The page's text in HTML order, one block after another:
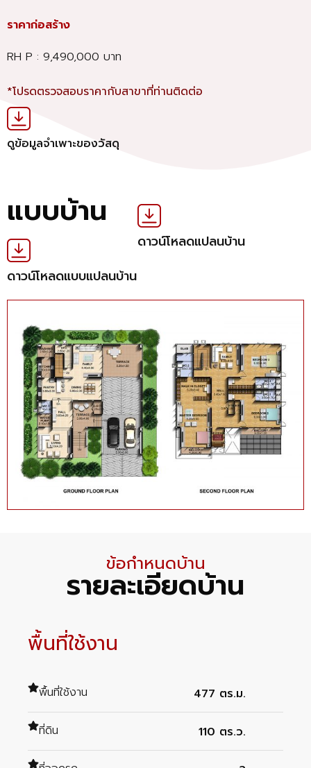
ราคาก่อสร้าง
RH P : 9,490,000 บาท
*โปรดตรวจสอบราคากับสาขาที่ท่านติดต่อ
ดูข้อมูลจำเพาะของวัสดุ
แบบบ้าน
ดาวน์โหลดแปลนบ้าน
ดาวน์โหลดแบบแปลนบ้าน
ข้อกำหนดบ้าน
รายละเอียดบ้าน
พื้นที่ใช้งาน
พื้นที่ใช้งาน 477 ตร.ม.
ที่ดิน 110 ตร.ว.